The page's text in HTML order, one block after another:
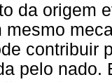
da origem
mesmo
contribuir
pelo nado.